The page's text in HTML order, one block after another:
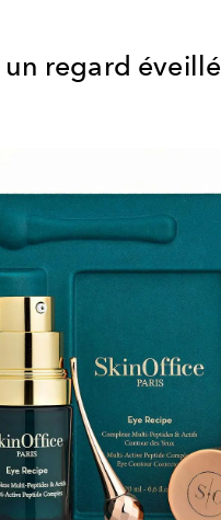
un regard éveillé